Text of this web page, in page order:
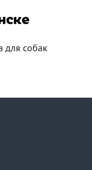
для собак